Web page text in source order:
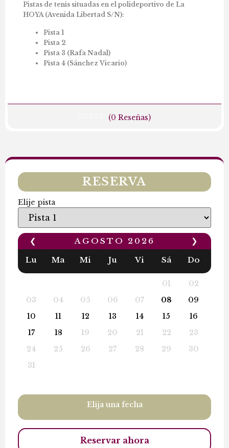
Pistas de tenis situadas en el polideportivo de La
HOYA (Avenida Libertad S/N):
Pista 1
Pista 2
Pista 3 (Rafa Nadal)
Pista 4 (Sánchez Vicario)
(0 Reseñas)
RESERVA
Elije pista
❮ ❯
AGOSTO
2026
Lu
Ma Mi Ju Vi Sá Do
01
02
03
04 05 06 07 08
09
10
11 12 13 14 15
16
17
18 19 20 21 22
23
24
25 26 27 28 29
30
31
Elija una fecha
Reservar ahora